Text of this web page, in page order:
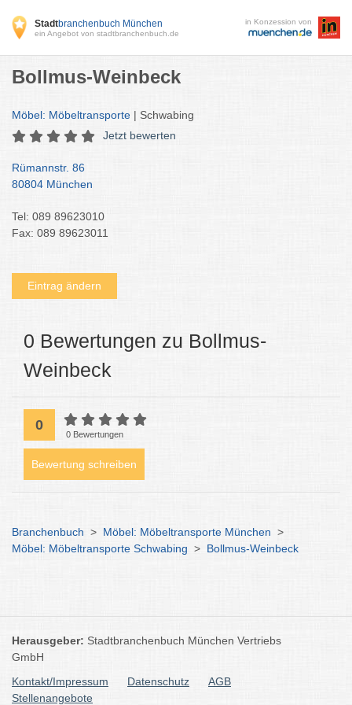
Stadtbranchenbuch München
ein Angebot von stadtbranchenbuch.de
in Konzession von
Bollmus-Weinbeck
Möbel: Möbeltransporte | Schwabing
Jetzt bewerten
Rümannstr. 86
80804 München
Tel: 089 89623010
Fax: 089 89623011
Eintrag ändern
0 Bewertungen zu Bollmus-
Weinbeck
0
0 Bewertungen
Bewertung schreiben
Branchenbuch > Möbel: Möbeltransporte München >
Möbel: Möbeltransporte Schwabing > Bollmus-Weinbeck
Herausgeber: Stadtbranchenbuch München Vertriebs
GmbH
Kontakt/Impressum
Datenschutz
AGB
Stellenangebote